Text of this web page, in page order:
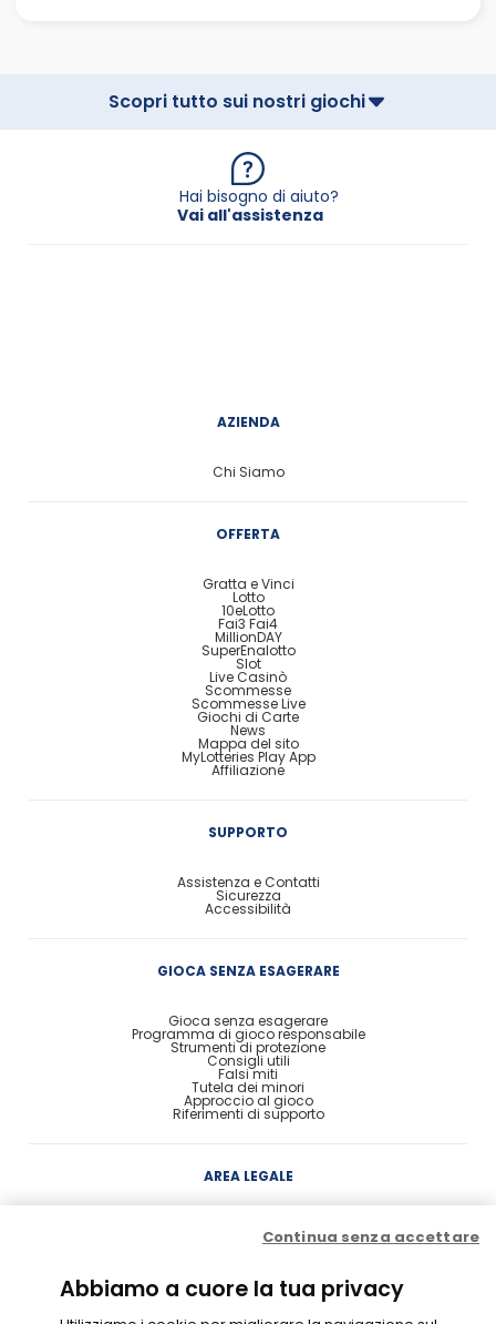
Scopri tutto sui nostri giochi
Hai bisogno di aiuto?
Vai all'assistenza
AZIENDA
Chi Siamo
OFFERTA
Gratta e Vinci
Lotto
10eLotto
Fai3 Fai4
MillionDAY
SuperEnalotto
Slot
Live Casinò
Scommesse
Scommesse Live
Giochi di Carte
News
Mappa del sito
MyLotteries Play App
Affiliazione
SUPPORTO
Assistenza e Contatti
Sicurezza
Accessibilità
GIOCA SENZA ESAGERARE
Gioca senza esagerare
Programma di gioco responsabile
Strumenti di protezione
Consigli utili
Falsi miti
Tutela dei minori
Approccio al gioco
Riferimenti di supporto
AREA LEGALE
Contratto di Conto Gioco
Privacy
Cookie Policy
Codice di Condotta
Abbiamo a cuore la tua privacy
Continua senza accettare